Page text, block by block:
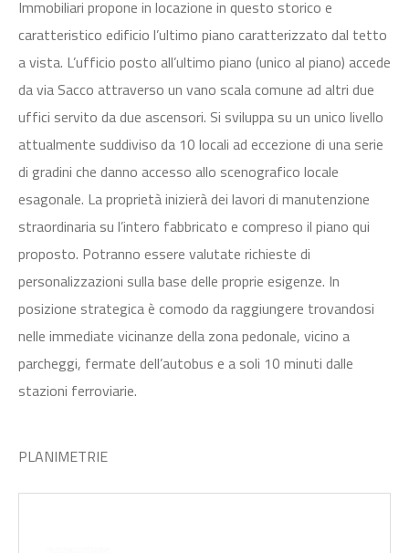
Immobiliari propone in locazione in questo storico e
caratteristico edificio l’ultimo piano caratterizzato dal tetto
a vista. L’ufficio posto all’ultimo piano (unico al piano) accede
da via Sacco attraverso un vano scala comune ad altri due
uffici servito da due ascensori. Si sviluppa su un unico livello
attualmente suddiviso da 10 locali ad eccezione di una serie
di gradini che danno accesso allo scenografico locale
esagonale. La proprietà inizierà dei lavori di manutenzione
straordinaria su l’intero fabbricato e compreso il piano qui
proposto. Potranno essere valutate richieste di
personalizzazioni sulla base delle proprie esigenze. In
posizione strategica è comodo da raggiungere trovandosi
nelle immediate vicinanze della zona pedonale, vicino a
parcheggi, fermate dell’autobus e a soli 10 minuti dalle
stazioni ferroviarie.
PLANIMETRIE